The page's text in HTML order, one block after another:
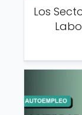
Los